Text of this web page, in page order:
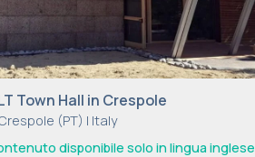
Town Hall in Crespole
(PT) | Italy
disponibile solo in lingua inglese